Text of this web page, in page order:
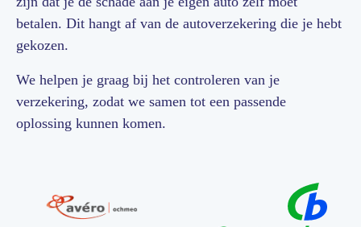
betalen. Dit hangt af van de autoverzekering die je hebt
gekozen.
We helpen je graag bij het controleren van je
verzekering, zodat we samen tot een passende
oplossing kunnen komen.